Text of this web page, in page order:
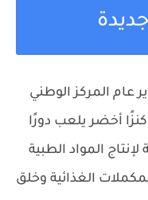
عام المركز الوطني
أخضر يلعب دورًا
المواد الطبية
الغذائية وخلق